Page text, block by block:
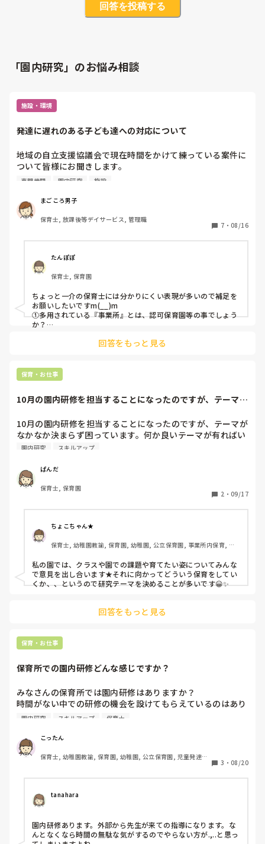
回答を投稿する
「園内研究」のお悩み相談
施設・環境
発達に遅れのある子ども達への対応について
地域の自立支援協議会で現在時間をかけて練っている案件に
ついて皆様にお聞きします。
現在私が勤務する事業所の地域では、保育所等訪問支援とい
ないため、その体制を構築するために検討を重ねています。
地域でこの事業を展開していくためには、ということでこの
てもらっている保育園、また行政などから話を聞きこの事業
を展開していくべく情報、知識を収集しています。
話を聞いた保育園の方からは事業所といい関係を築けている
とお聞きしました。ただ、別の機会には関係作りが大変だと
いう話もありました。
そこで皆様に質問です。
皆様の保育園では、
③築けていないとしたらその原因はどこにあると思われる？
④該当する園児の保護者はその事業を納得して受けている？
⑤納得していないとしたらそれは何に対して納得していな
⑥入ってもらっている支援員に対して何を要求したい？
⑦その他なんでも
たくさんあってすみません😅
い。よろしくお願いします。
専門機関 園内研究 施設
まごころ男子
保育士, 放課後等デイサービス, 管理職
7 ・ 08/16
たんぽぽ
保育士, 保育園
ちょっと一介の保育士には分かりにくい表現が多いので補足を
お願いしたいですm(__)m
①多用されている『事業所』とは、認可保育園等の事でしょう
か？
な立場の方が、どのようなサービスの提供を目標に…？
補足や訂正ありましたらお願いしたいですm(__)m
と思いましたが、お名前の下に「放課後デイサービス」とあり
でも私の地域では小学校や療育担当の市の方との連携は年に数
回あっても、放課後デイサービスや児童クラブとの連携は
全くありませんので、放課後デイサービスの方と関わる機会も
術もないです(*_*)
居ますが…。
保護者から申告して頂かないと、他の市に住む児は療育に行っ
ているかも不明です。又
回答をもっと見る
保育・お仕事
10月の園内研修を担当することになったのですが、テーマが
10月の園内研修を担当することになったのですが、テーマが
なかなか決まらず困っています。何か良いテーマが有ればい
園内研究 スキルアップ
ぱんだ
保育士, 保育園
2 ・ 09/17
ちょこちゃん★
保育士, 幼稚園教諭, 保育園, 幼稚園, 公立保育園, 事業所内保育, 病
私の園では、クラスや園での課題や育てたい姿についてみんな
で意見を出し合います★それに向かってどういう保育をしてい
くか、、というので研究テーマを決めることが多いです😀✨
回答をもっと見る
保育・お仕事
保育所での園内研修どんな感じですか？
みなさんの保育所では園内研修はありますか？
時間がない中での研修の機会を設けてもらえているのはあり
がたいのですが、議論や討論もあまりなく、、。なんとなく
園内研究 スキルアップ 保育士
こったん
保育士, 幼稚園教諭, 保育園, 幼稚園, 公立保育園, 児童発達支
3 ・ 08/20
tanahara
園内研修あります。外部から先生が来ての指導になります。な
んとなくなら時間の無駄な気がするのでやらない方が.,..と思っ